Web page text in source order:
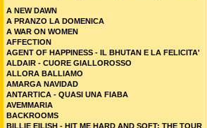
A NEW DAWN
A PRANZO LA DOMENICA
A WAR ON WOMEN
AFFECTION
AGENT OF HAPPINESS - IL BHUTAN E LA FELICITA'
ALDAIR - CUORE GIALLOROSSO
ALLORA BALLIAMO
AMARGA NAVIDAD
ANTARTICA - QUASI UNA FIABA
AVEMMARIA
BACKROOMS
BILLIE EILISH - HIT ME HARD AND SOFT: THE TOUR